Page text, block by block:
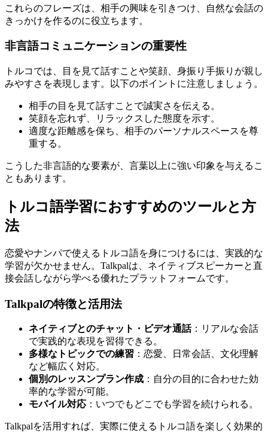
これらのフレーズは、相手の興味を引きつけ、自然な会話の
きっかけを作るのに役立ちます。
非言語コミュニケーションの重要性
トルコでは、目を見て話すことや笑顔、身振り手振りが親し
みやすさを表現します。以下のポイントに注意しましょう。
相手の目を見て話すことで誠実さを伝える。
笑顔を忘れず、リラックスした態度を示す。
適度な距離感を保ち、相手のパーソナルスペースを尊
重する。
こうした非言語的な要素が、言葉以上に強い印象を与えるこ
ともあります。
トルコ語学習におすすめのツールと方
法
恋愛やナンパで使えるトルコ語を身につけるには、実践的な
学習が欠かせません。Talkpalは、ネイティブスピーカーと直
接会話しながら学べる優れたプラットフォームです。
Talkpalの特徴と活用法
ネイティブとのチャット・ビデオ通話：リアルな会話
で実践的な表現を習得できる。
多様なトピックでの練習 ：恋愛、日常会話、文化理解
など幅広く対応。
個別のレッスンプラン作成 ：自分の目的に合わせた効
率的な学習が可能。
モバイル対応 ：いつでもどこでも学習を続けられる。
Talkpalを活用すれば、実際に使えるトルコ語を楽しく効果的